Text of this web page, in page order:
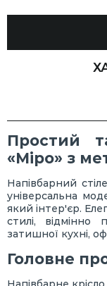
Простий
«Міро» з
Напівбарний
універсальна
який інтер'єр.
стилі, відмінно
затишної кухні,
Головне